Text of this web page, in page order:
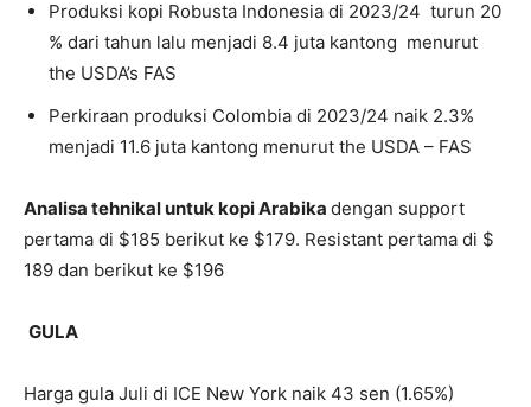
Produksi kopi Robusta Indonesia di 2023/24 turun 20
% dari tahun lalu menjadi 8.4 juta kantong menurut
the USDA’s FAS
Perkiraan produksi Colombia di 2023/24 naik 2.3%
menjadi 11.6 juta kantong menurut the USDA – FAS
Analisa tehnikal untuk kopi Arabika dengan support
pertama di $185 berikut ke $179. Resistant pertama di $
189 dan berikut ke $196
GULA
Harga gula Juli di ICE New York naik 43 sen (1.65%)